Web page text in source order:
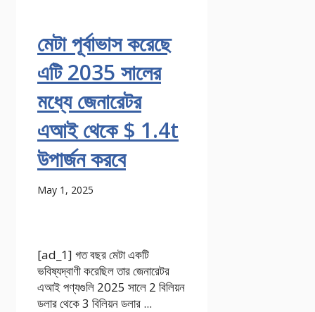
মেটা পূর্বাভাস করেছে
এটি 2035 সালের
মধ্যে জেনারেটর
এআই থেকে $ 1.4t
উপার্জন করবে
May 1, 2025
[ad_1] গত বছর মেটা একটি
ভবিষ্যদ্বাণী করেছিল তার জেনারেটর
এআই পণ্যগুলি 2025 সালে 2 বিলিয়ন
ডলার থেকে 3 বিলিয়ন ডলার ...